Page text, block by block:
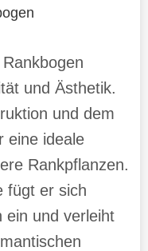
und Ästhetik.
und dem
eine ideale
Rankpflanzen.
fügt er sich
ein und verleiht